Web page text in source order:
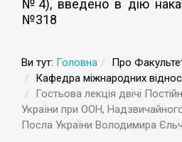
№4), введено в дію
№318
Ви тут: Головна Про
Кафедра міжнародних
Гостьова лекція двічі
України при ООН,
Посла України Володимира